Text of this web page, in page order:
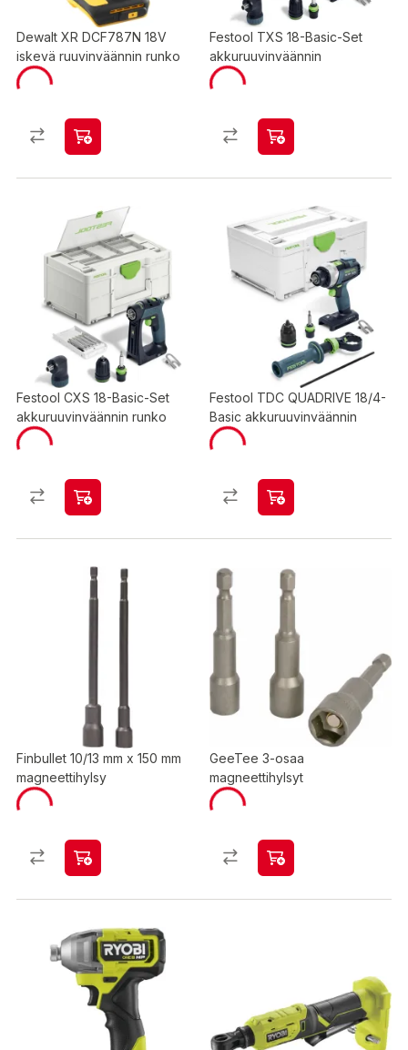
Dewalt XR DCF787N 18V
iskevä ruuvinväännin runko
Festool TXS 18-Basic-Set
akkuruuvinväännin
Festool CXS 18-Basic-Set
akkuruuvinväännin runko
Festool TDC QUADRIVE 18/4-
Basic akkuruuvinväännin
Finbullet 10/13 mm x 150 mm
magneettihylsy
GeeTee 3-osaa
magneettihylsyt